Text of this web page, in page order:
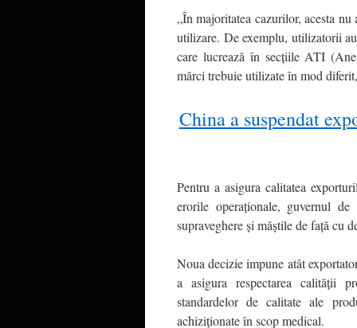
„În majoritatea cazurilor, acesta
utilizare. De exemplu, utilizatorii
care lucrează în secțiile ATI
mărci trebuie utilizate în mod
China a suspendat
Pentru a asigura calitatea
erorile operaționale, guvernul
supraveghere și măștile de față cu
Noua decizie impune atât
a asigura respectarea calității
standardelor de calitate ale
achiziționate în scop medical.